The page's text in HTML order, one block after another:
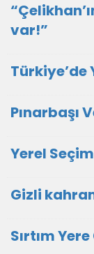
var!”
Türkiye’de
Pınarbaşı
Yerel
Gizli
Sırtım